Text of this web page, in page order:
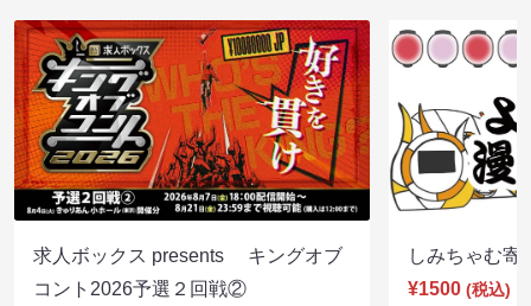
求人ボックス presents キングオブ
コント2026予選２回戦②
しみちゃむ
¥1500 (税込)